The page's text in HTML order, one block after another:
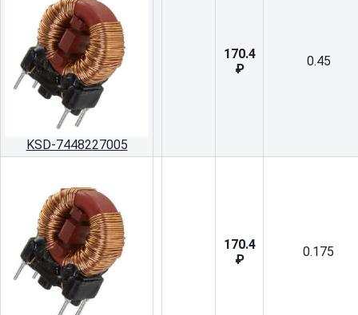
KSD-7448227005
170.4
₽
0.45
170.4
₽
0.175